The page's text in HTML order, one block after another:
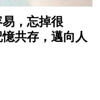
，忘掉很
共存，邁向人